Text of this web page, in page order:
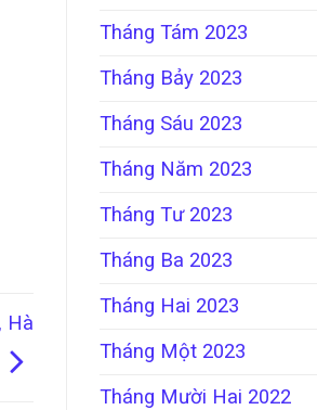
Hà
Tháng Tám 2023
Tháng Bảy 2023
Tháng Sáu 2023
Tháng Năm 2023
Tháng Tư 2023
Tháng Ba 2023
Tháng Hai 2023
Tháng Một 2023
Tháng Mười Hai 2022